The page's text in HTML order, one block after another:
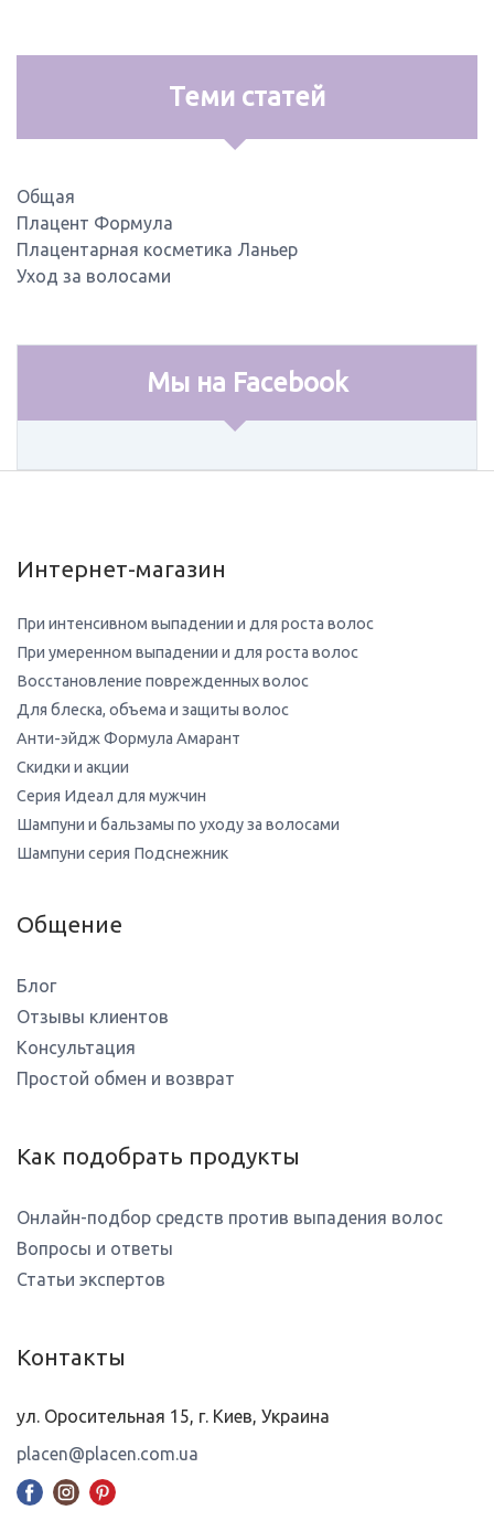
Теми статей
Общая
Плацент Формула
Плацентарная косметика Ланьер
Уход за волосами
Мы на Facebook
Интернет-магазин
При интенсивном выпадении и для роста волос
При умеренном выпадении и для роста волос
Восстановление поврежденных волос
Для блеска, объема и защиты волос
Анти-эйдж Формула Амарант
Скидки и акции
Серия Идеал для мужчин
Шампуни и бальзамы по уходу за волосами
Шампуни серия Подснежник
Общение
Блог
Отзывы клиентов
Консультация
Простой обмен и возврат
Как подобрать продукты
Онлайн-подбор средств против выпадения волос
Вопросы и ответы
Статьи экспертов
Контакты
ул. Оросительная 15, г. Киев, Украина
placen@placen.com.ua